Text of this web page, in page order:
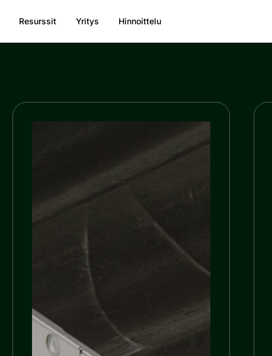
Resurssit Yritys Hinnoittelu